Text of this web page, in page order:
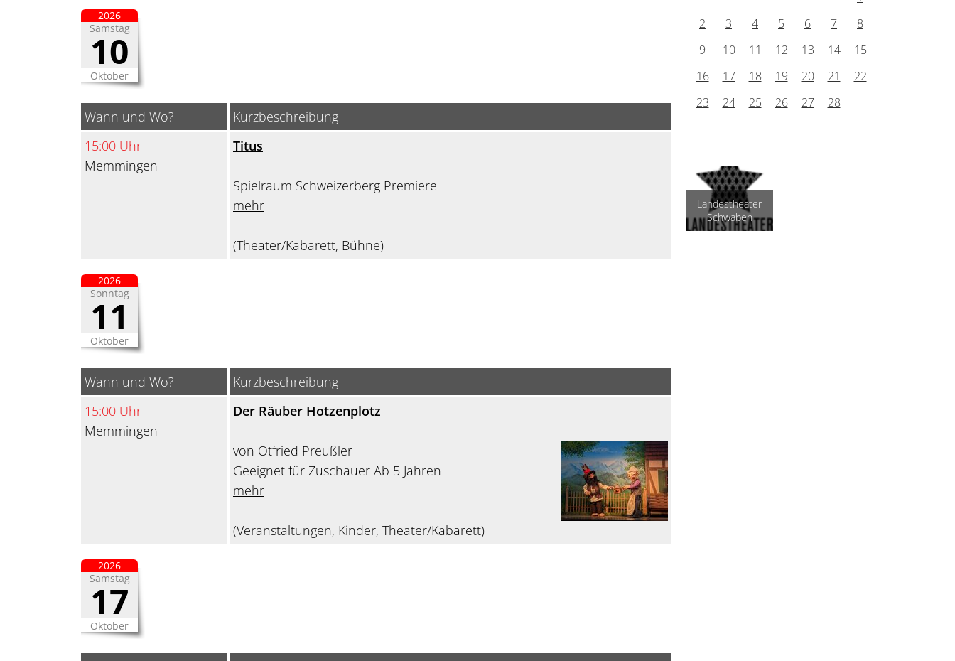
Samstag
10
Oktober
2026
Wann und Wo?
Kurzbeschreibung
15:00 Uhr
Memmingen
Titus
Spielraum Schweizerberg Premiere
mehr
(Theater/Kabarett, Bühne)
Sonntag
11
Oktober
2026
Wann und Wo?
Kurzbeschreibung
15:00 Uhr
Memmingen
Der Räuber Hotzenplotz
von Otfried Preußler
Geeignet für Zuschauer Ab 5 Jahren
mehr
(Veranstaltungen, Kinder, Theater/Kabarett)
Samstag
17
Oktober
2026
2
3 4 5 6 7
8
9
10 11 12 13 14
15
16
17 18 19 20 21
22
23
24 25 26 27 28
Landestheater
Schwaben